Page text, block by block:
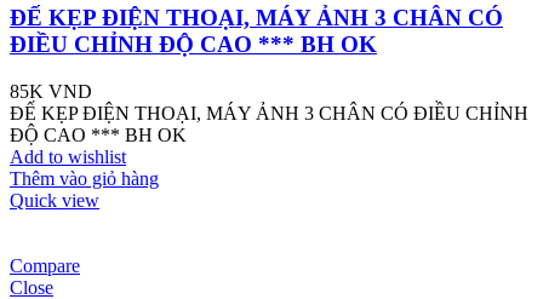
ĐẾ KẸP ĐIỆN THOẠI, MÁY ẢNH 3 CHÂN CÓ
ĐIỀU CHỈNH ĐỘ CAO *** BH OK
85K VND
ĐẾ KẸP ĐIỆN THOẠI, MÁY ẢNH 3 CHÂN CÓ ĐIỀU CHỈNH
ĐỘ CAO *** BH OK
Add to wishlist
Thêm vào giỏ hàng
Quick view
Compare
Close